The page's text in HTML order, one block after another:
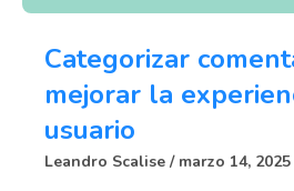
Categorizar
mejorar la
usuario
Leandro Scalise marzo 14, 2025